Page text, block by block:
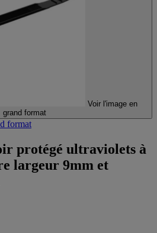
Voir l'image en
grand format
format
protégé ultraviolets à
largeur 9mm et